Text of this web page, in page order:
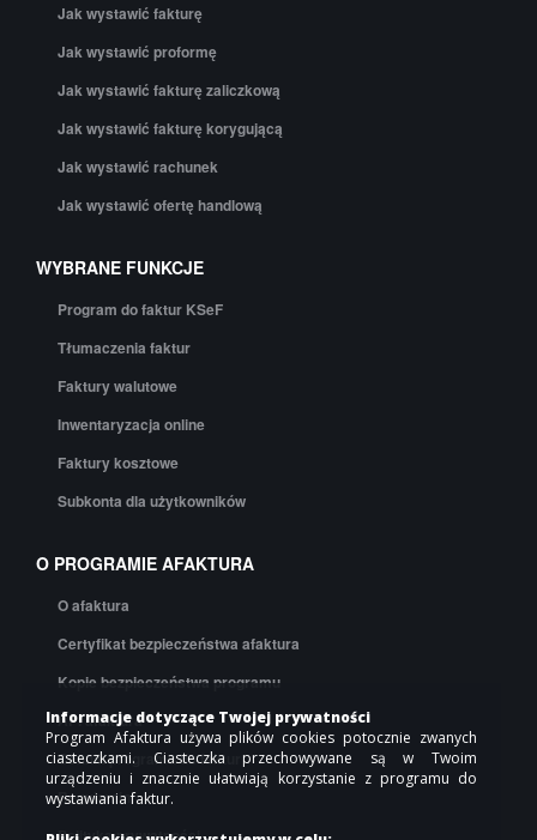
Jak wystawić fakturę
Jak wystawić proformę
Jak wystawić fakturę zaliczkową
Jak wystawić fakturę korygującą
Jak wystawić rachunek
Jak wystawić ofertę handlową
WYBRANE FUNKCJE
Program do faktur KSeF
Tłumaczenia faktur
Faktury walutowe
Inwentaryzacja online
Faktury kosztowe
Subkonta dla użytkowników
O PROGRAMIE AFAKTURA
O afaktura
Certyfikat bezpieczeństwa afaktura
Kopie bezpieczeństwa programu
API afaktura
Cennik programu do faktur
Regulamin
Polityka prywatności
Informacje dotyczące Twojej prywatności
Program Afaktura używa plików cookies potocznie zwanych
ciasteczkami. Ciasteczka przechowywane są w Twoim
urządzeniu i znacznie ułatwiają korzystanie z programu do
wystawiania faktur.